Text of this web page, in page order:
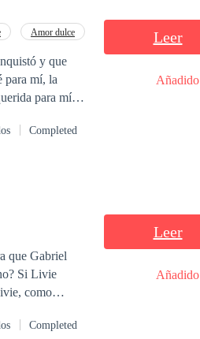
Los
de una
tóxicos y sexo
Amor dulce
y que
para mí, la
para mí.
cuándo,Completed
Leer
Añadido
que Gabriel
Completed
Leer
Añadido